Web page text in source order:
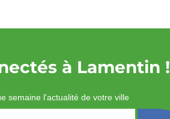
à Lamentin !
semaine l'actualité de votre ville